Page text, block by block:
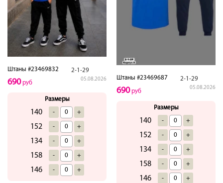
Штаны #23469832 2-1-29
05.08.2026
690руб
Размеры
140 - +
152 - +
134 - +
158 - +
146 - +
Штаны #23469687 2-1-29
05.08.2026
690руб
Размеры
140 - +
152 - +
134 - +
158 - +
146 - +